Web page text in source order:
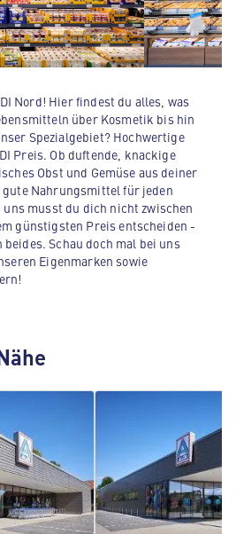
Nord! Hier findest du alles, was
über Kosmetik bis hin
Spezialgebiet? Hochwertige
Preis. Ob duftende, knackige
Obst und Gemüse aus deiner
gute Nahrungsmittel für jeden
musst du dich nicht zwischen
günstigsten Preis entscheiden -
Schau doch mal bei uns
Eigenmarken sowie